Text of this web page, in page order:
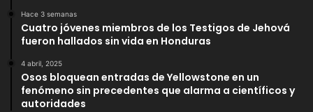
Hace 3 semanas
Cuatro jóvenes miembros de los Testigos de Jehová
fueron hallados sin vida en Honduras
4 abril, 2025
Osos bloquean entradas de Yellowstone en un
fenómeno sin precedentes que alarma a científicos y
autoridades